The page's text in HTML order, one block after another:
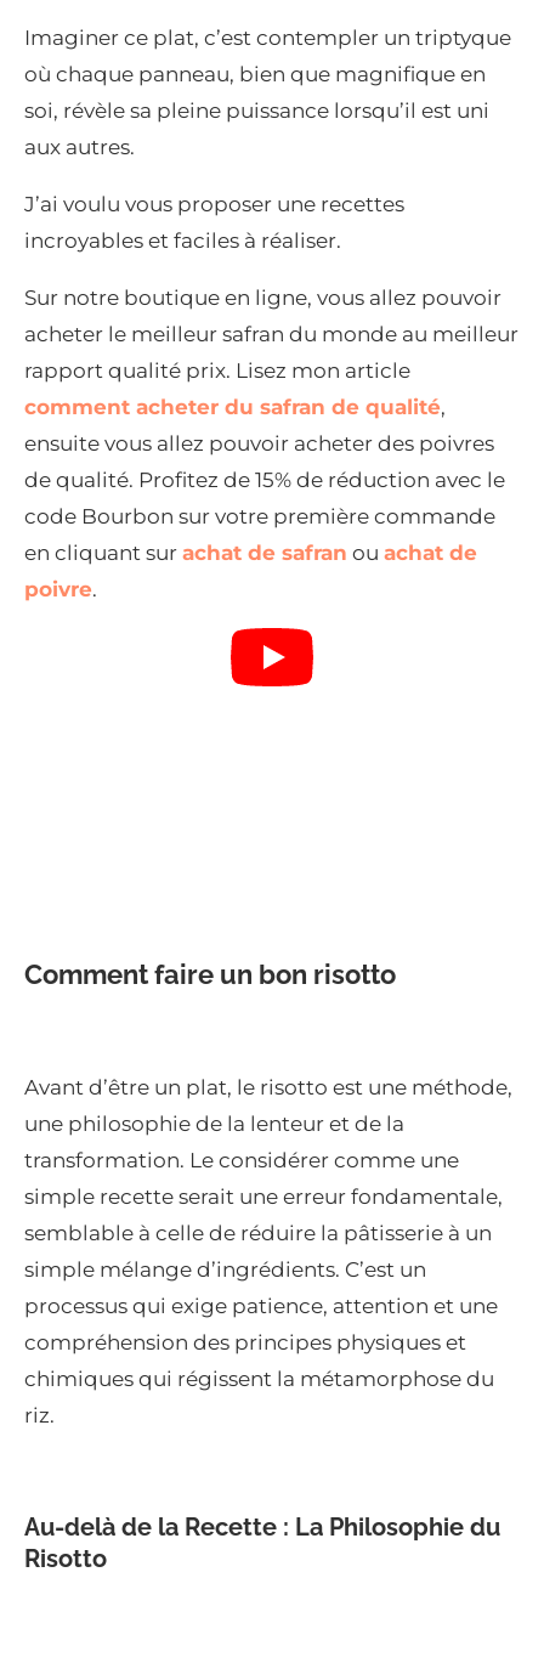
Imaginer ce plat, c’est contempler un triptyque
où chaque panneau, bien que magnifique en
soi, révèle sa pleine puissance lorsqu’il est uni
aux autres.
J’ai voulu vous proposer une recettes
incroyables et faciles à réaliser.
Sur notre boutique en ligne, vous allez pouvoir
acheter le meilleur safran du monde au meilleur
rapport qualité prix. Lisez mon article
comment acheter du safran de qualité,
ensuite vous allez pouvoir acheter des poivres
de qualité. Profitez de 15% de réduction avec le
code Bourbon sur votre première commande
en cliquant sur achat de safran ou achat de
poivre.
Comment faire un bon risotto
Avant d’être un plat, le risotto est une méthode,
une philosophie de la lenteur et de la
transformation. Le considérer comme une
simple recette serait une erreur fondamentale,
semblable à celle de réduire la pâtisserie à un
simple mélange d’ingrédients. C’est un
processus qui exige patience, attention et une
compréhension des principes physiques et
chimiques qui régissent la métamorphose du
riz.
Au-delà de la Recette : La Philosophie du
Risotto